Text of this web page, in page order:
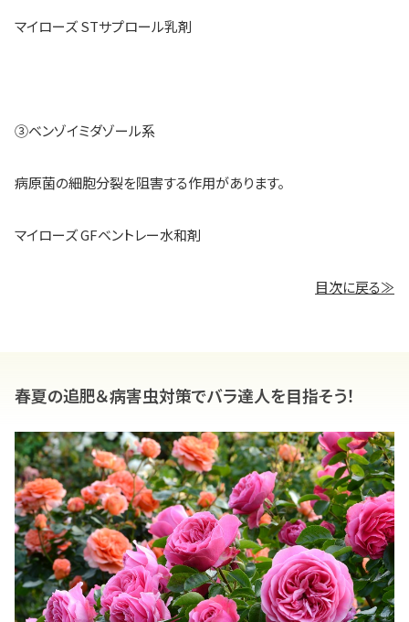
マイローズ STサプロール乳剤
③ベンゾイミダゾール系
病原菌の細胞分裂を阻害する作用があります。
マイローズ GFベントレー水和剤
目次に戻る≫
春夏の追肥＆病害虫対策でバラ達人を目指そう！